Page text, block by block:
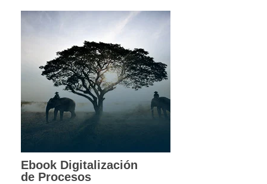
Ebook Digitalización
de Procesos